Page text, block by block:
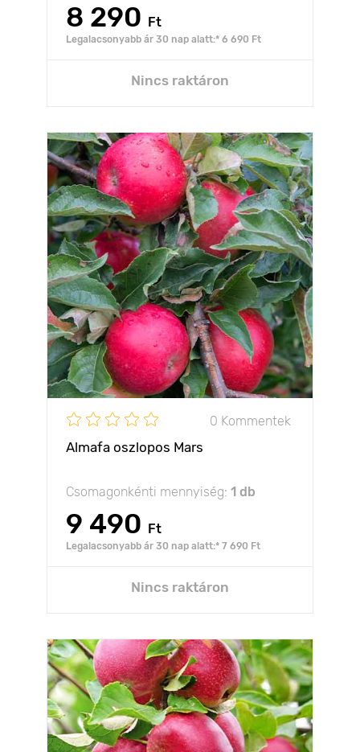
8 290 Ft
Legalacsonyabb ár 30 nap alatt:* 6 690 Ft
Nincs raktáron
0 Kommentek
Almafa oszlopos Mars
Csomagonkénti mennyiség: 1 db
9 490 Ft
Legalacsonyabb ár 30 nap alatt:* 7 690 Ft
Nincs raktáron